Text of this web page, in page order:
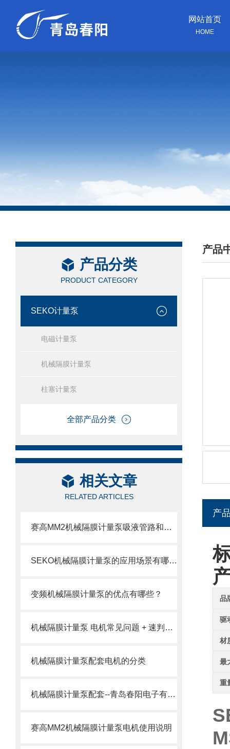
网站首页
HOME
产品分类
PRODUCT CATEGORY
SEKO计量泵
电磁计量泵
机械隔膜计量泵
柱塞计量泵
全部产品分类
相关文章
RELATED ARTICLES
赛高MM2机械隔膜计量泵吸液管路和排液管路安装注意事项
SEKO机械隔膜计量泵的应用场景有哪些？
变频机械隔膜计量泵的优点有哪些？
机械隔膜计量泵 电机常见问题 + 速判速修
机械隔膜计量泵配套电机的分类
机械隔膜计量泵配套--青岛春阳电子有限公司
赛高MM2机械隔膜计量泵电机使用说明
产品
/
产
品
驱
材
最
重